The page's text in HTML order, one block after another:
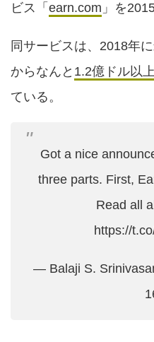
ビス「 earn.com 」を
同サービスは、2018年
からなんと 1.2億ドル以上
ている。
Got a nice
three parts. First,
Read all
https://
— Balaji S.